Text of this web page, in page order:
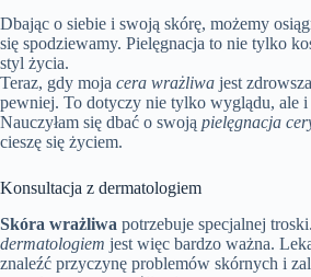
Dbając o siebie i swoją skórę, możemy
się spodziewamy. Pielęgnacja to nie tylko
styl życia.
Teraz, gdy moja cera wrażliwa jest
pewniej. To dotyczy nie tylko wyglądu, ale i
Nauczyłam się dbać o swoją pielęgnacja
cieszę się życiem.
Konsultacja z dermatologiem
Skóra wrażliwa potrzebuje specjalnej troski.
dermatologiem jest więc bardzo ważna.
znaleźć przyczynę problemów skórnych i